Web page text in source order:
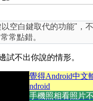
空白鍵取代的功能"，
常點錯。
試不出你說的情形。
覺得Android中文
ndroid
手機照相看照片